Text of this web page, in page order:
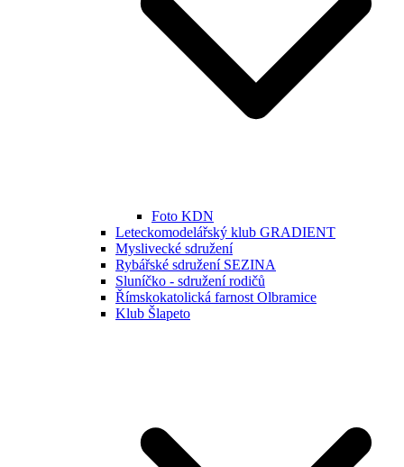
Foto KDN
Leteckomodelářský klub GRADIENT
Myslivecké sdružení
Rybářské sdružení SEZINA
Sluníčko - sdružení rodičů
Římskokatolická farnost Olbramice
Klub Šlapeto